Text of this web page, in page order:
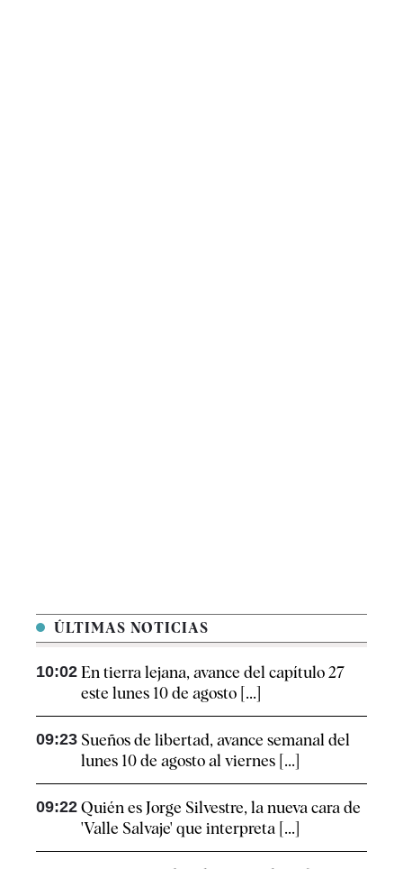
ÚLTIMAS NOTICIAS
10:02 En tierra lejana, avance del capítulo 27
este lunes 10 de agosto [...]
09:23 Sueños de libertad, avance semanal del
lunes 10 de agosto al viernes [...]
09:22 Quién es Jorge Silvestre, la nueva cara de
'Valle Salvaje' que interpreta [...]